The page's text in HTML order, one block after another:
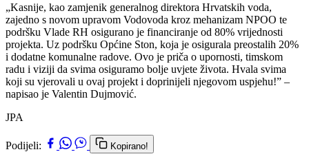
„Kasnije, kao zamjenik generalnog direktora Hrvatskih voda,
zajedno s novom upravom Vodovoda kroz mehanizam NPOO te
podršku Vlade RH osigurano je financiranje od 80% vrijednosti
projekta. Uz podršku Općine Ston, koja je osigurala preostalih 20%
i dodatne komunalne radove. Ovo je priča o upornosti, timskom
radu i viziji da svima osiguramo bolje uvjete života. Hvala svima
koji su vjerovali u ovaj projekt i doprinijeli njegovom uspjehu!” –
napisao je Valentin Dujmović.
JPA
Podijeli: Kopirano!